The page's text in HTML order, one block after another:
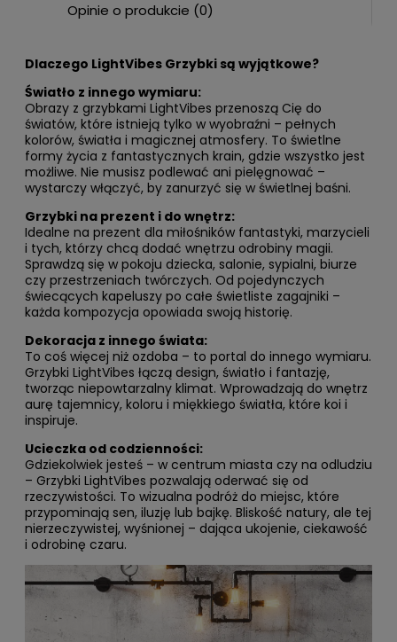
Opinie o produkcie (0)
Dlaczego LightVibes Grzybki są wyjątkowe?
Światło z innego wymiaru:
Obrazy z grzybkami LightVibes przenoszą Cię do
światów, które istnieją tylko w wyobraźni – pełnych
kolorów, światła i magicznej atmosfery. To świetlne
formy życia z fantastycznych krain, gdzie wszystko jest
możliwe. Nie musisz podlewać ani pielęgnować –
wystarczy włączyć, by zanurzyć się w świetlnej baśni.
Grzybki na prezent i do wnętrz:
Idealne na prezent dla miłośników fantastyki, marzycieli
i tych, którzy chcą dodać wnętrzu odrobiny magii.
Sprawdzą się w pokoju dziecka, salonie, sypialni, biurze
czy przestrzeniach twórczych. Od pojedynczych
świecących kapeluszy po całe świetliste zagajniki –
każda kompozycja opowiada swoją historię.
Dekoracja z innego świata:
To coś więcej niż ozdoba – to portal do innego wymiaru.
Grzybki LightVibes łączą design, światło i fantazję,
tworząc niepowtarzalny klimat. Wprowadzają do wnętrz
aurę tajemnicy, koloru i miękkiego światła, które koi i
inspiruje.
Ucieczka od codzienności:
Gdziekolwiek jesteś – w centrum miasta czy na odludziu
– Grzybki LightVibes pozwalają oderwać się od
rzeczywistości. To wizualna podróż do miejsc, które
przypominają sen, iluzję lub bajkę. Bliskość natury, ale tej
nierzeczywistej, wyśnionej – dająca ukojenie, ciekawość
i odrobinę czaru.